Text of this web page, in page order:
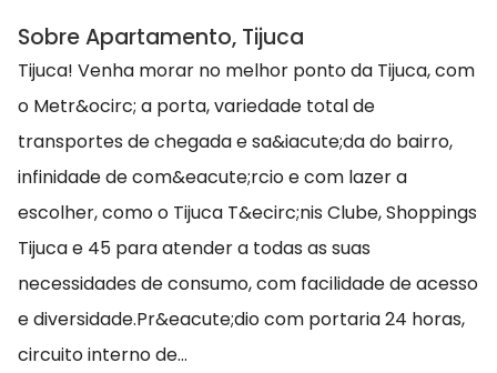
Sobre Apartamento, Tijuca
Tijuca! Venha morar no melhor ponto da Tijuca, com
o Metr&ocirc; a porta, variedade total de
transportes de chegada e sa&iacute;da do bairro,
infinidade de com&eacute;rcio e com lazer a
escolher, como o Tijuca T&ecirc;nis Clube, Shoppings
Tijuca e 45 para atender a todas as suas
necessidades de consumo, com facilidade de acesso
e diversidade.Pr&eacute;dio com portaria 24 horas,
circuito interno de...